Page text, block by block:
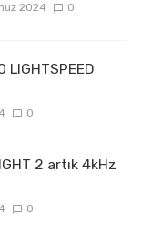
2024 0
LIGHTSPEED
0
2 artık 4kHz
0